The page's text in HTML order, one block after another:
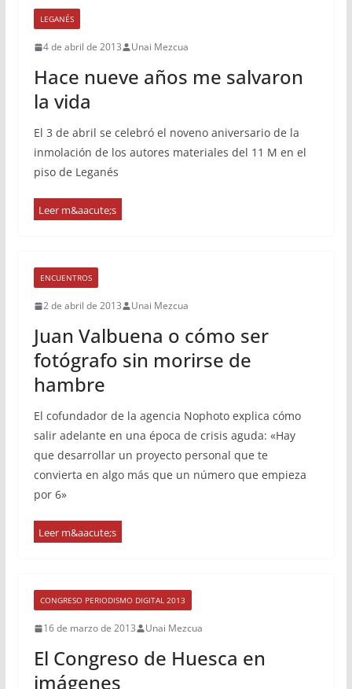
LEGANÉS
4 de abril de 2013 Unai Mezcua
Hace nueve años me salvaron
la vida
El 3 de abril se celebró el noveno aniversario de la
inmolación de los autores materiales del 11 M en el
piso de Leganés
ENCUENTROS
2 de abril de 2013 Unai Mezcua
Juan Valbuena o cómo ser
fotógrafo sin morirse de
hambre
El cofundador de la agencia Nophoto explica cómo
salir adelante en una época de crisis aguda: «Hay
que desarrollar un proyecto personal que te
convierta en algo más que un número que empieza
por 6»
CONGRESO PERIODISMO DIGITAL 2013
16 de marzo de 2013 Unai Mezcua
El Congreso de Huesca en
imágenes